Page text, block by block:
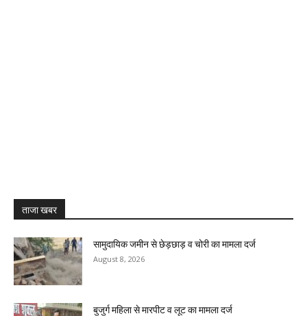
ताजा खबर
सामुदायिक जमीन से छेड़छाड़ व चोरी का मामला दर्ज
August 8, 2026
बुजुर्ग महिला से मारपीट व लूट का मामला दर्ज